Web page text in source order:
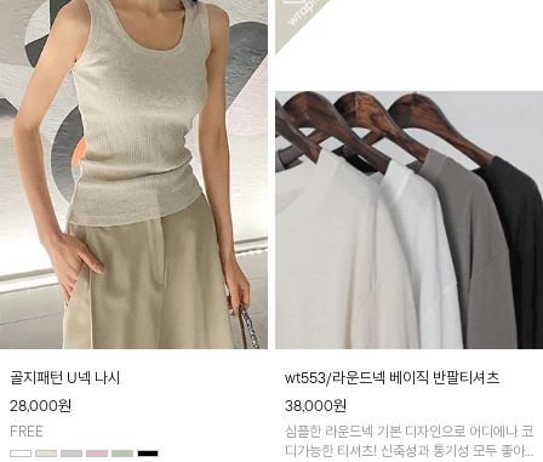
골지패턴 U넥 나시
28,000원
FREE
wt553/라운드넥 베이직 반팔티셔츠
38,000원
심플한 라운드넥 기본 디자인으로 어디에나 코
디가능한 티셔츠! 신축성과 통기성 모두 좋아